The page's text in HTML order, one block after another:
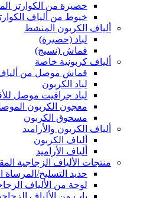
حصيرة من الكوارتز
خيوط من ألياف
ألياف الكربون المنشط
لباد (حصيرة)
قماش (نسيج)
ألياف كربونية خاصة
قماش موصل من ألياف
لباد الكربون
لباد جرافيت موصل
معجون الكربون
مسحوق الكربون
ألياف الكربون والأراميد
ألياف الكربون
ألياف الأراميد
منتجات الألياف الزجاجية
حديد التسليح/المرساة
لوحة من الألياف
باب من الألياف